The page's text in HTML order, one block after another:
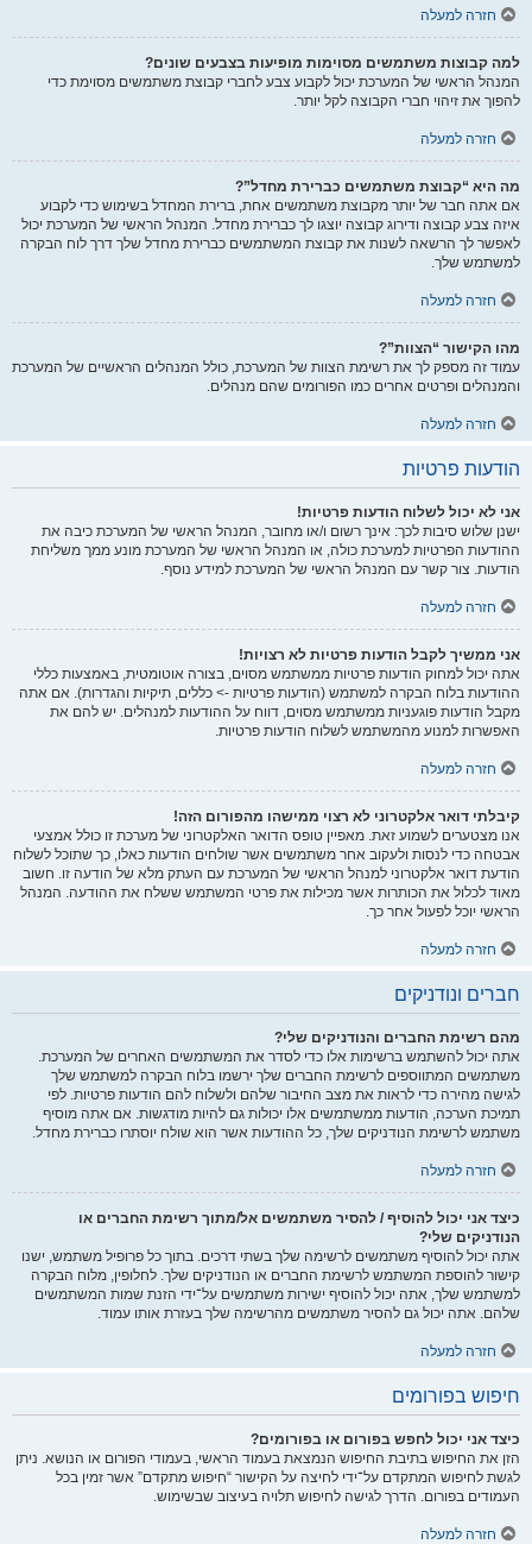
חזרה למעלה
למה קבוצות משתמשים מסוימות מופיעות בצבעים שונים?
המנהל הראשי של המערכת יכול לקבוע צבע לחברי קבוצת משתמשים מסוימת כדי
להפוך את זיהוי חברי הקבוצה לקל יותר.
חזרה למעלה
מה היא “קבוצת משתמשים כברירת מחדל”?
אם אתה חבר של יותר מקבוצת משתמשים אחת, ברירת המחדל בשימוש כדי לקבוע
איזה צבע קבוצה ודירוג קבוצה יוצגו לך כברירת מחדל. המנהל הראשי של המערכת יכול
לאפשר לך הרשאה לשנות את קבוצת המשתמשים כברירת מחדל שלך דרך לוח הבקרה
למשתמש שלך.
חזרה למעלה
מהו הקישור “הצוות”?
עמוד זה מספק לך את רשימת הצוות של המערכת, כולל המנהלים הראשיים של המערכת
והמנהלים ופרטים אחרים כמו הפורומים שהם מנהלים.
חזרה למעלה
הודעות פרטיות
אני לא יכול לשלוח הודעות פרטיות!
ישנן שלוש סיבות לכך: אינך רשום ו/או מחובר, המנהל הראשי של המערכת כיבה את
ההודעות הפרטיות למערכת כולה, או המנהל הראשי של המערכת מונע ממך משליחת
הודעות. צור קשר עם המנהל הראשי של המערכת למידע נוסף.
חזרה למעלה
אני ממשיך לקבל הודעות פרטיות לא רצויות!
אתה יכול למחוק הודעות פרטיות ממשתמש מסוים, בצורה אוטומטית, באמצעות כללי
ההודעות בלוח הבקרה למשתמש (הודעות פרטיות -> כללים, תיקיות והגדרות). אם אתה
מקבל הודעות פוגעניות ממשתמש מסוים, דווח על ההודעות למנהלים. יש להם את
האפשרות למנוע מהמשתמש לשלוח הודעות פרטיות.
חזרה למעלה
קיבלתי דואר אלקטרוני לא רצוי ממישהו מהפורום הזה!
אנו מצטערים לשמוע זאת. מאפיין טופס הדואר האלקטרוני של מערכת זו כולל אמצעי
אבטחה כדי לנסות ולעקוב אחר משתמשים אשר שולחים הודעות כאלו, כך שתוכל לשלוח
הודעת דואר אלקטרוני למנהל הראשי של המערכת עם העתק מלא של הודעה זו. חשוב
מאוד לכלול את הכותרות אשר מכילות את פרטי המשתמש ששלח את ההודעה. המנהל
הראשי יוכל לפעול אחר כך.
חזרה למעלה
חברים ונודניקים
מהם רשימת החברים והנודניקים שלי?
אתה יכול להשתמש ברשימות אלו כדי לסדר את המשתמשים האחרים של המערכת.
משתמשים המתווספים לרשימת החברים שלך ירשמו בלוח הבקרה למשתמש שלך
לגישה מהירה כדי לראות את מצב החיבור שלהם ולשלוח להם הודעות פרטיות. לפי
תמיכת הערכה, הודעות ממשתמשים אלו יכולות גם להיות מודגשות. אם אתה מוסיף
משתמש לרשימת הנודניקים שלך, כל ההודעות אשר הוא שולח יוסתרו כברירת מחדל.
חזרה למעלה
כיצד אני יכול להוסיף / להסיר משתמשים אל/מתוך רשימת החברים או
הנודניקים שלי?
אתה יכול להוסיף משתמשים לרשימה שלך בשתי דרכים. בתוך כל פרופיל משתמש, ישנו
קישור להוספת המשתמש לרשימת החברים או הנודניקים שלך. לחלופין, מלוח הבקרה
למשתמש שלך, אתה יכול להוסיף ישירות משתמשים על־ידי הזנת שמות המשתמשים
שלהם. אתה יכול גם להסיר משתמשים מהרשימה שלך בעזרת אותו עמוד.
חזרה למעלה
חיפוש בפורומים
כיצד אני יכול לחפש בפורום או בפורומים?
הזן את החיפוש בתיבת החיפוש הנמצאת בעמוד הראשי, בעמודי הפורום או הנושא. ניתן
לגשת לחיפוש המתקדם על־ידי לחיצה על הקישור “חיפוש מתקדם” אשר זמין בכל
העמודים בפורום. הדרך לגישה לחיפוש תלויה בעיצוב שבשימוש.
חזרה למעלה